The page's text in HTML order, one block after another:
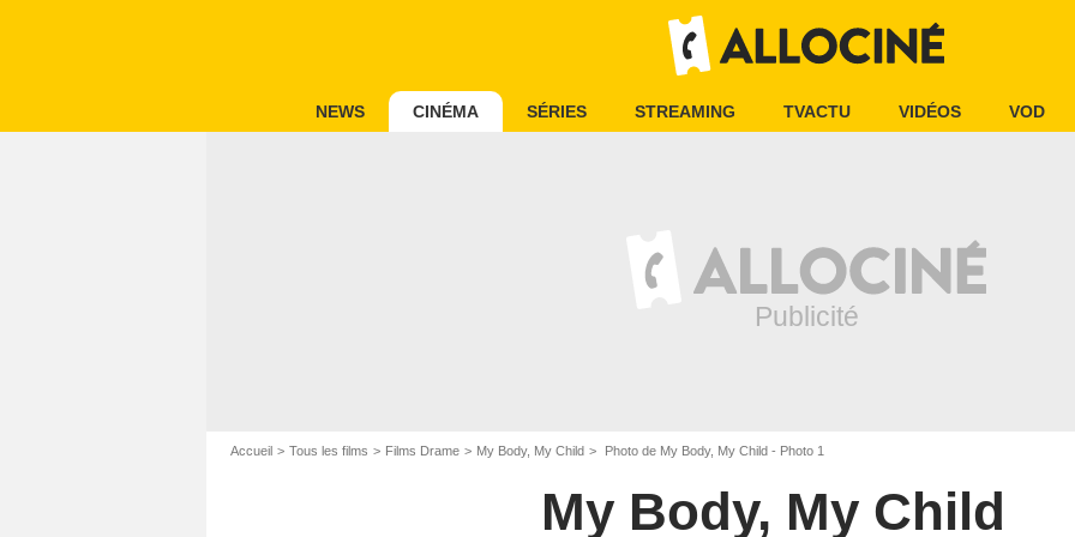
NEWS CINÉMA SÉRIES STREAMING TVACTU VIDÉOS VOD
Accueil Tous les films Films Drame My Body, My Child Photo de My Body, My Child - Photo 1
My Body, My Child